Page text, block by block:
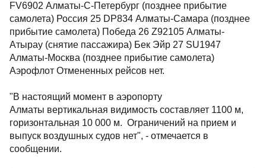
FV6902 Алматы-С-Петербург (позднее прибытие
самолета) Россия 25 DP834 Алматы-Самара (позднее
прибытие самолета) Победа 26 Z92105 Алматы-
Атырау (снятие пассажира) Бек Эйр 27 SU1947
Алматы-Москва (позднее прибытие самолета)
Аэрофлот Отмененных рейсов нет.
"В настоящий момент в аэропорту
Алматы вертикальная видимость составляет 1100 м,
горизонтальная 10 000 м. Ограничений на прием и
выпуск воздушных судов нет", - отмечается в
сообщении.